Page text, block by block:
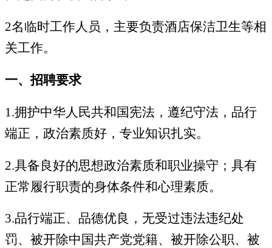
2名临时工作人员，主要负责酒店保洁卫生等相
关工作。
一、招聘要求
1.拥护中华人民共和国宪法，遵纪守法，品行
端正，政治素质好，专业知识扎实。
2.具备良好的思想政治素质和职业操守；具有
正常履行职责的身体条件和心理素质。
3.品行端正、品德优良，无受过违法违纪处
罚、被开除中国共产党党籍、被开除公职、被